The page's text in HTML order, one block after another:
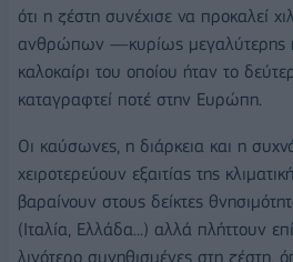
ότι η ζέστη συνέχισε να προκαλεί
ανθρώπων —κυρίως μεγαλύτερης
καλοκαίρι του οποίου ήταν το
καταγραφτεί ποτέ στην Ευρώπη.
Οι καύσωνες, η διάρκεια και η
χειροτερεύουν εξαιτίας της
βαραίνουν στους δείκτες
(Ιταλία, Ελλάδα...) αλλά πλήττουν
λιγότερο συνηθισμένες στη ζέστη,